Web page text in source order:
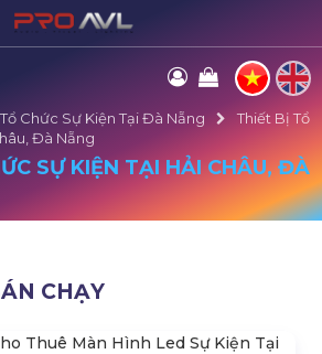
Chức Sự Kiện Tại Đà Nẵng
Thiết Bị Tổ
Đà Nẵng
SỰ KIỆN TẠI HẢI CHÂU, ĐÀ
CHẠY
Thuê Màn Hình Led Sự Kiện Tại